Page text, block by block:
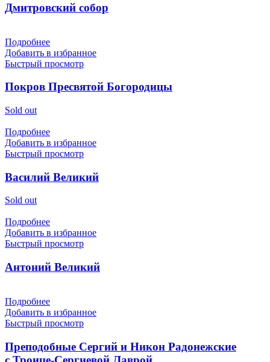
Дмитровский собор
Подробнее
Добавить в избранное
Быстрый просмотр
Покров Пресвятой Богородицы
Sold out
Подробнее
Добавить в избранное
Быстрый просмотр
Василий Великий
Sold out
Подробнее
Добавить в избранное
Быстрый просмотр
Антоний Великий
Подробнее
Добавить в избранное
Быстрый просмотр
Преподобные Сергий и Никон Радонежские